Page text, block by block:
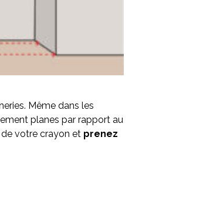
Même dans les
planes par rapport au
votre crayon et prenez